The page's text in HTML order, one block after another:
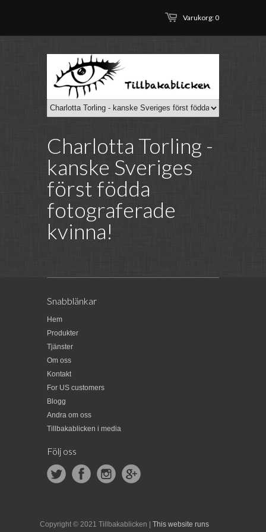
Varukorg: 0
Charlotta Torling -
kanske Sveriges
först födda
fotograferade
kvinna!
Snabblänkar
Hem
Produkter
Tjänster
Om oss
Kontakt
For US customers
Blogg
Andra om oss
Tillbakablicken i media
Följ oss
Copyright © 2021 Tillbakablicken | This website runs